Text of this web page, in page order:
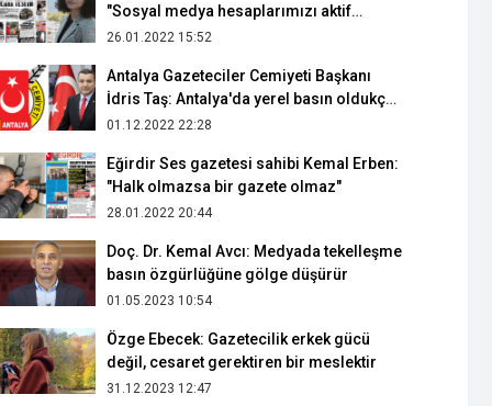
"Sosyal medya hesaplarımızı aktif
kullanıyoruz"
26.01.2022 15:52
Antalya Gazeteciler Cemiyeti Başkanı
İdris Taş: Antalya'da yerel basın oldukça
güçlüdür
01.12.2022 22:28
Eğirdir Ses gazetesi sahibi Kemal Erben:
"Halk olmazsa bir gazete olmaz"
28.01.2022 20:44
Doç. Dr. Kemal Avcı: Medyada tekelleşme
basın özgürlüğüne gölge düşürür
01.05.2023 10:54
Özge Ebecek: Gazetecilik erkek gücü
değil, cesaret gerektiren bir meslektir
31.12.2023 12:47